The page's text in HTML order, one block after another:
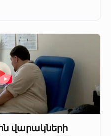
վարակների